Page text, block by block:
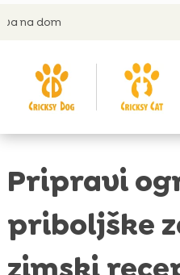
Pripravi
priboljške